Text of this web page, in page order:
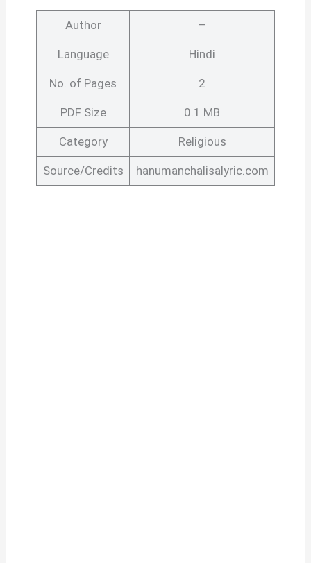
Author –
Language Hindi
No. of Pages 2
PDF Size 0.1 MB
Category Religious
Source/Credits hanumanchalisalyric.com